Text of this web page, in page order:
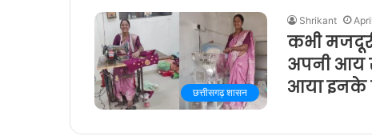
छत्तीसगढ़ शासन
Shrikant
कभी
अपनी आय
आया इनके